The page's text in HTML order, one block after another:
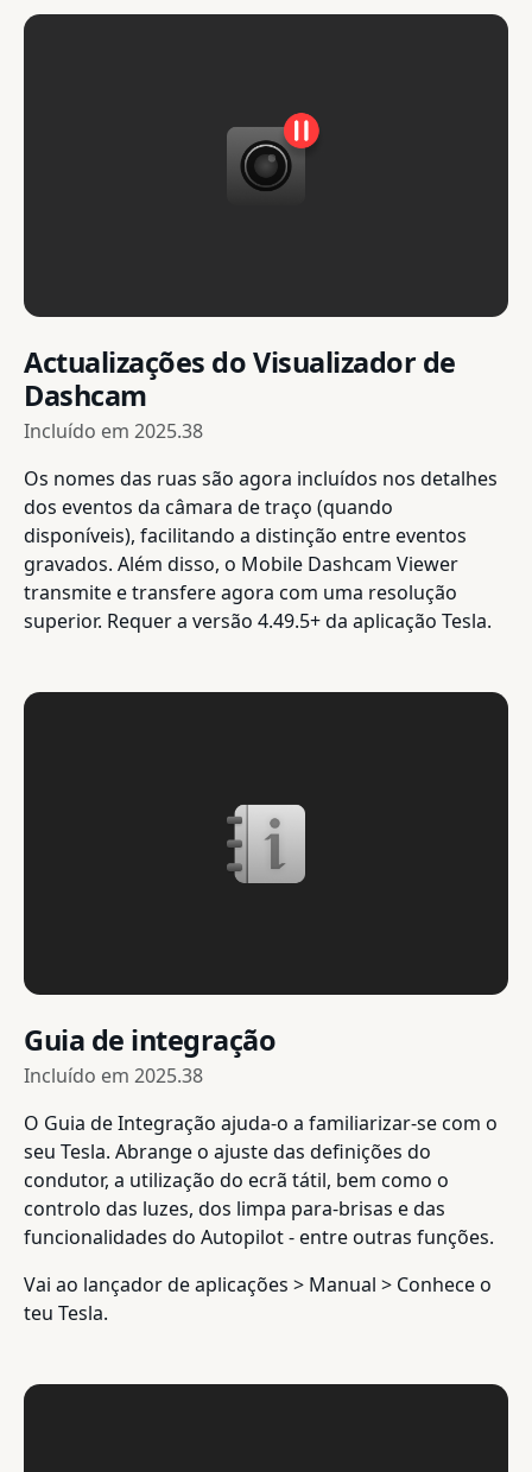
Actualizações do Visualizador de
Dashcam
Incluído em 2025.38
Os nomes das ruas são agora incluídos nos detalhes
dos eventos da câmara de traço (quando
disponíveis), facilitando a distinção entre eventos
gravados. Além disso, o Mobile Dashcam Viewer
transmite e transfere agora com uma resolução
superior. Requer a versão 4.49.5+ da aplicação Tesla.
Guia de integração
Incluído em 2025.38
O Guia de Integração ajuda-o a familiarizar-se com o
seu Tesla. Abrange o ajuste das definições do
condutor, a utilização do ecrã tátil, bem como o
controlo das luzes, dos limpa para-brisas e das
funcionalidades do Autopilot - entre outras funções.
Vai ao lançador de aplicações > Manual > Conhece o
teu Tesla.